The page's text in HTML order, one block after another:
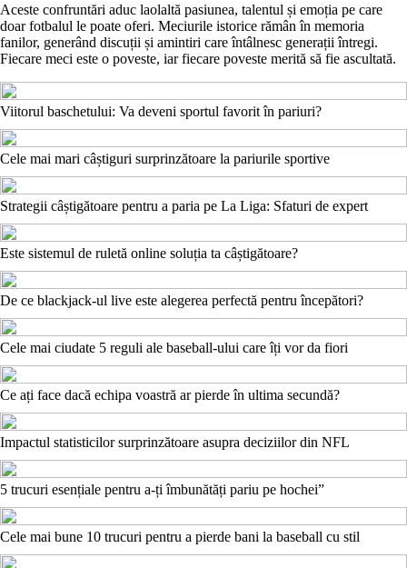
Aceste confruntări aduc laolaltă pasiunea, talentul și emoția pe care
doar fotbalul le poate oferi. Meciurile istorice rămân în memoria
fanilor, generând discuții și amintiri care întâlnesc generații întregi.
Fiecare meci este o poveste, iar fiecare poveste merită să fie ascultată.
Viitorul baschetului: Va deveni sportul favorit în pariuri?
Cele mai mari câștiguri surprinzătoare la pariurile sportive
Strategii câștigătoare pentru a paria pe La Liga: Sfaturi de expert
Este sistemul de ruletă online soluția ta câștigătoare?
De ce blackjack-ul live este alegerea perfectă pentru începători?
Cele mai ciudate 5 reguli ale baseball-ului care îți vor da fiori
Ce ați face dacă echipa voastră ar pierde în ultima secundă?
Impactul statisticilor surprinzătoare asupra deciziilor din NFL
5 trucuri esențiale pentru a-ți îmbunătăți pariu pe hochei”
Cele mai bune 10 trucuri pentru a pierde bani la baseball cu stil